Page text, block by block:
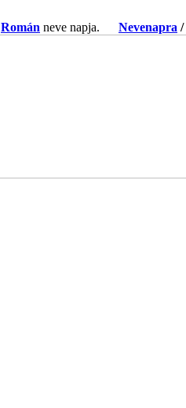
Román neve napja. Nevenapra /